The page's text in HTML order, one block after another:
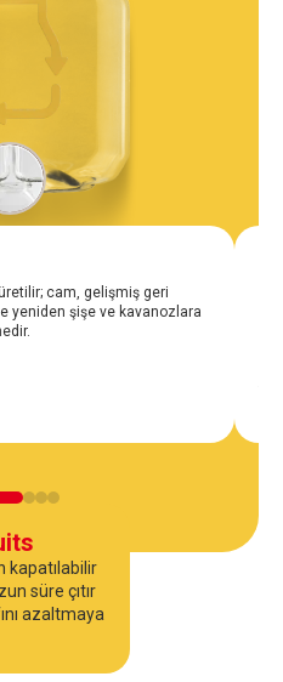
cam, gelişmiş geri
yeniden şişe ve kavanozlara
kapatılabilir
süre çıtır
azaltmaya